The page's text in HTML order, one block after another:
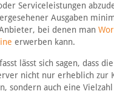
Serviceleistungen
Ausgaben
bei denen man
erwerben kann.
lässt sich sagen, dass
nicht nur erheblich zur
sondern auch eine